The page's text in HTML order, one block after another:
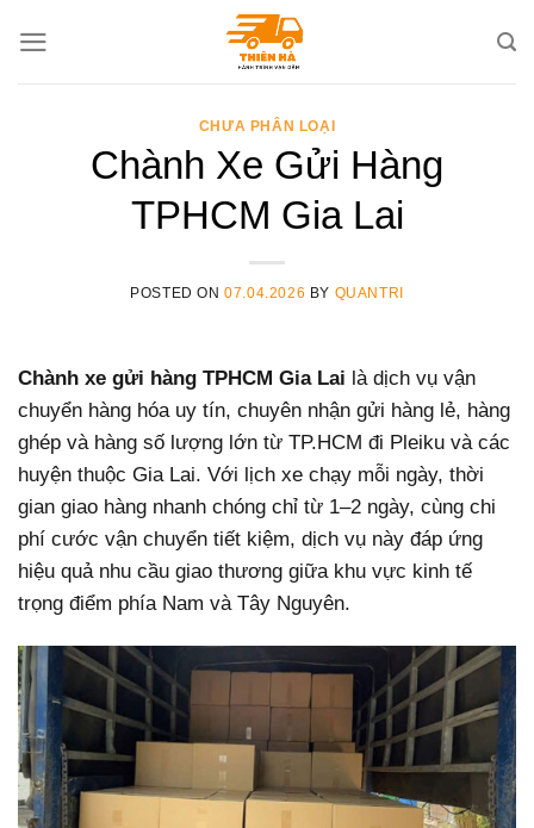
CHƯA PHÂN LOẠI
Chành Xe Gửi Hàng
TPHCM Gia Lai
POSTED ON07.04.2026 BY QUANTRI
Chành xe gửi hàng TPHCM Gia Lai là dịch vụ vận
chuyển hàng hóa uy tín, chuyên nhận gửi hàng lẻ, hàng
ghép và hàng số lượng lớn từ TP.HCM đi Pleiku và các
huyện thuộc Gia Lai. Với lịch xe chạy mỗi ngày, thời
gian giao hàng nhanh chóng chỉ từ 1–2 ngày, cùng chi
phí cước vận chuyển tiết kiệm, dịch vụ này đáp ứng
hiệu quả nhu cầu giao thương giữa khu vực kinh tế
trọng điểm phía Nam và Tây Nguyên.